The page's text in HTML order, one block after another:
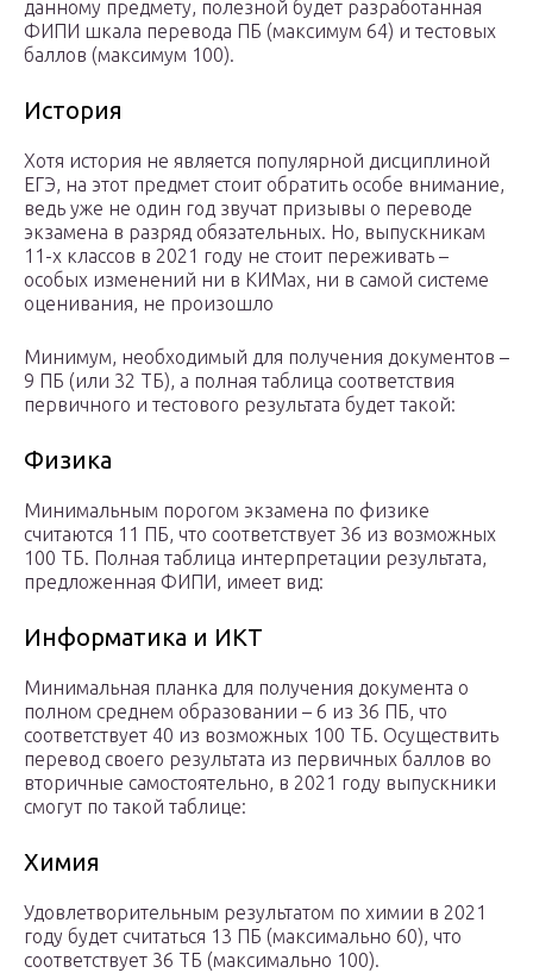
данному предмету, полезной будет разработанная
ФИПИ шкала перевода ПБ (максимум 64) и тестовых
баллов (максимум 100).
История
Хотя история не является популярной дисциплиной
ЕГЭ, на этот предмет стоит обратить особе внимание,
ведь уже не один год звучат призывы о переводе
экзамена в разряд обязательных. Но, выпускникам
11-х классов в 2021 году не стоит переживать –
особых изменений ни в КИМах, ни в самой системе
оценивания, не произошло
Минимум, необходимый для получения документов –
9 ПБ (или 32 ТБ), а полная таблица соответствия
первичного и тестового результата будет такой:
Физика
Минимальным порогом экзамена по физике
считаются 11 ПБ, что соответствует 36 из возможных
100 ТБ. Полная таблица интерпретации результата,
предложенная ФИПИ, имеет вид:
Информатика и ИКТ
Минимальная планка для получения документа о
полном среднем образовании – 6 из 36 ПБ, что
соответствует 40 из возможных 100 ТБ. Осуществить
перевод своего результата из первичных баллов во
вторичные самостоятельно, в 2021 году выпускники
смогут по такой таблице:
Химия
Удовлетворительным результатом по химии в 2021
году будет считаться 13 ПБ (максимально 60), что
соответствует 36 ТБ (максимально 100).